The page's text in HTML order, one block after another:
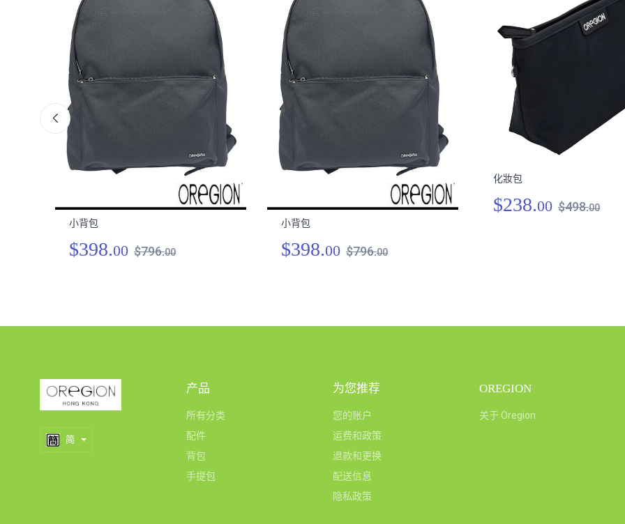
小背包
$398.00 $796.00
小背包
$398.00 $796.00
化妝包
$238.00 $498.00
简
产品
所有分类
配件
背包
手提包
为您推荐
您的账户
运费和政策
退款和更换
配送信息
隐私政策
OREGION
关于 Oregion